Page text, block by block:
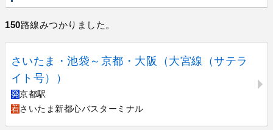
150路線みつかりました。
さいたま・池袋～京都・大阪（大宮線（サテラ
イト号））
発京都駅
着さいたま新都心バスターミナル